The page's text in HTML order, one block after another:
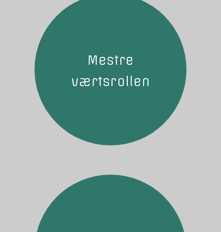
Mestre
værtsrollen